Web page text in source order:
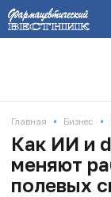
Главная • Бизнес •
Как ИИ и
меняют
полевых